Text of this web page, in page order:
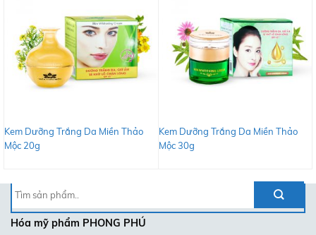
Kem Dưỡng Trắng Da Miền Thảo
Mộc 20g
Kem Dưỡng Trắng Da Miền Thảo
Mộc 30g
Tìm
kiếm:
Hóa mỹ phẩm PHONG PHÚ